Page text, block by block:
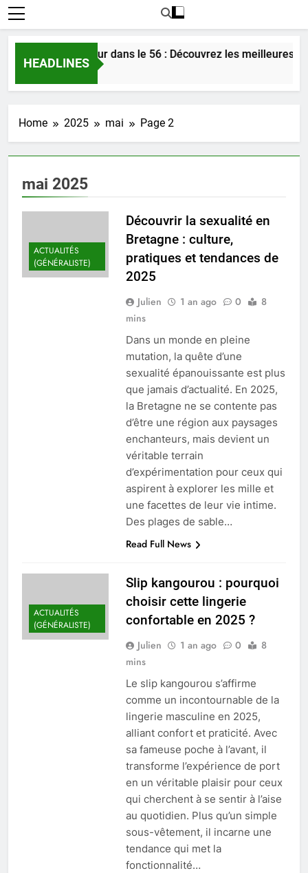
HEADLINES
l’amour dans le 56 : Découvrez les meilleures
Jour Ago
Home 2025 mai Page 2
mai 2025
ACTUALITÉS
(GÉNÉRALISTE)
Découvrir la sexualité en
Bretagne : culture,
pratiques et tendances de
2025
Julien 1 an ago 0
8
mins
Dans un monde en pleine
mutation, la quête d’une
sexualité épanouissante est plus
que jamais d’actualité. En 2025,
la Bretagne ne se contente pas
d’être une région aux paysages
enchanteurs, mais devient un
véritable terrain
d’expérimentation pour ceux qui
aspirent à explorer les mille et
une facettes de leur vie intime.
Des plages de sable…
Read Full News
ACTUALITÉS
(GÉNÉRALISTE)
Slip kangourou : pourquoi
choisir cette lingerie
confortable en 2025 ?
Julien 1 an ago 0
8
mins
Le slip kangourou s’affirme
comme un incontournable de la
lingerie masculine en 2025,
alliant confort et praticité. Avec
sa fameuse poche à l’avant, il
transforme l’expérience de port
en un véritable plaisir pour ceux
qui cherchent à se sentir à l’aise
au quotidien. Plus qu’un simple
sous-vêtement, il incarne une
tendance qui met la
fonctionnalité…